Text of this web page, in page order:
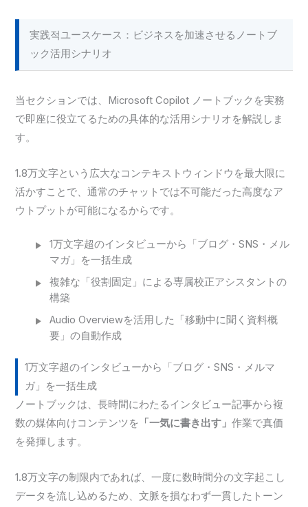
実践적ユースケース：ビジネスを加速させるノートブ
ック活用シナリオ
当セクションでは、Microsoft Copilot ノートブックを実務
で即座に役立てるための具体的な活用シナリオを解説しま
す。
1.8万文字という広大なコンテキストウィンドウを最大限に
活かすことで、通常のチャットでは不可能だった高度なア
ウトプットが可能になるからです。
1万文字超のインタビューから「ブログ・SNS・メル
マガ」を一括生成
複雑な「役割固定」による専属校正アシスタントの
構築
Audio Overviewを活用した「移動中に聞く資料概
要」の自動作成
1万文字超のインタビューから「ブログ・SNS・メルマ
ガ」を一括生成
ノートブックは、長時間にわたるインタビュー記事から複
数の媒体向けコンテンツを 「一気に書き出す」作業で真価
を発揮します。
1.8万文字の制限内であれば、一度に数時間分の文字起こし
データを流し込めるため、文脈を損なわず一貫したトーン